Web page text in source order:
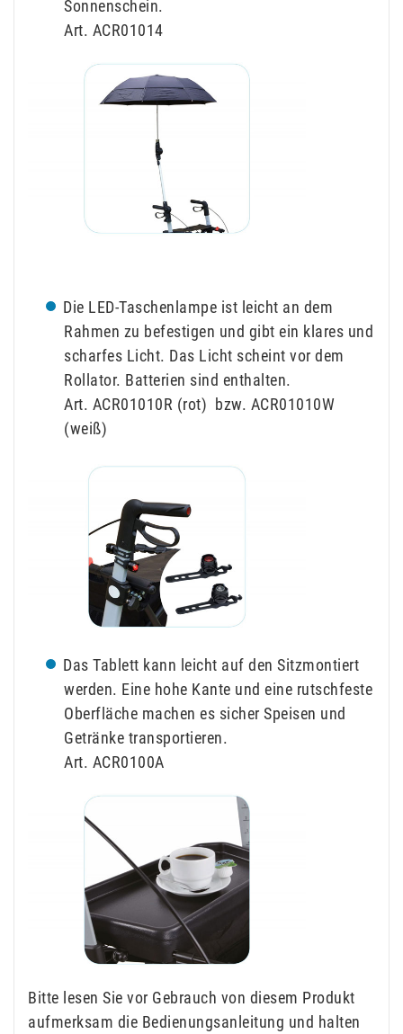
Sonnenschein.
Art. ACR01014
Die LED-Taschenlampe ist leicht an dem
Rahmen zu befestigen und gibt ein klares und
scharfes Licht. Das Licht scheint vor dem
Rollator. Batterien sind enthalten.
Art. ACR01010R (rot) bzw. ACR01010W
(weiß)
Das Tablett kann leicht auf den Sitzmontiert
werden. Eine hohe Kante und eine rutschfeste
Oberfläche machen es sicher Speisen und
Getränke transportieren.
Art. ACR0100A
Bitte lesen Sie vor Gebrauch von diesem Produkt
aufmerksam die Bedienungsanleitung und halten